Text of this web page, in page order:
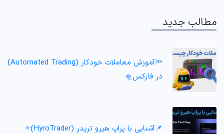
مطالب جدید
🔦آموزش معاملات خودکار (Automated Trading)
در فارکس🛸
📌آشنایی با پراپ هیرو تریدر (HyroTrader)⭐️